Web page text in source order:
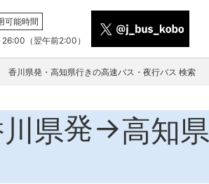
可能時間
（翌午前2:00）
香川県発・高知県行きの高速バス・夜行バス 検索
県発→高知県